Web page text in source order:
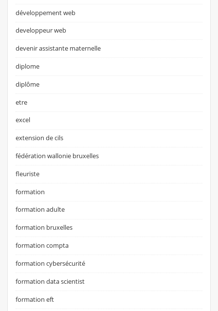
développement web
developpeur web
devenir assistante maternelle
diplome
diplôme
etre
excel
extension de cils
fédération wallonie bruxelles
fleuriste
formation
formation adulte
formation bruxelles
formation compta
formation cybersécurité
formation data scientist
formation eft